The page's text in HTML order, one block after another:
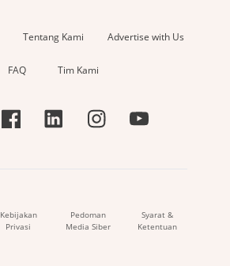
Tentang Kami Advertise with Us
FAQ Tim Kami
Kebijakan
Privasi
Pedoman
Media Siber
Syarat &
Ketentuan